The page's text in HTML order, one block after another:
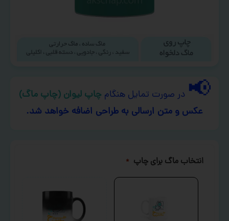
📢 در صورت تمایل هنگام چاپ لیوان (چاپ ماگ)
عکس و متن ارسالی به طراحی اضافه خواهد شد.
انتخاب ماگ برای چاپ *